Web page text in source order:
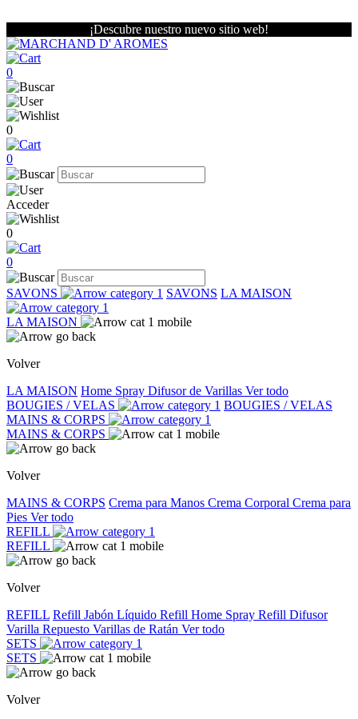
¡Descubre nuestro nuevo sitio web!
0
0
0
Acceder
0
0
SAVONS SAVONS LA MAISON
LA MAISON
Volver
LA MAISON Home Spray Difusor de Varillas Ver todo
BOUGIES / VELAS
BOUGIES / VELAS
MAINS & CORPS
MAINS & CORPS
Volver
MAINS & CORPS Crema para Manos Crema Corporal Crema para
Pies Ver todo
REFILL
REFILL
Volver
REFILL Refill Jabón Líquido Refill Home Spray Refill Difusor
Varilla Repuesto Varillas de Ratán Ver todo
SETS
SETS
Volver